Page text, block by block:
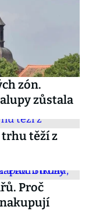
zón.
zůstala
těží z
Proč